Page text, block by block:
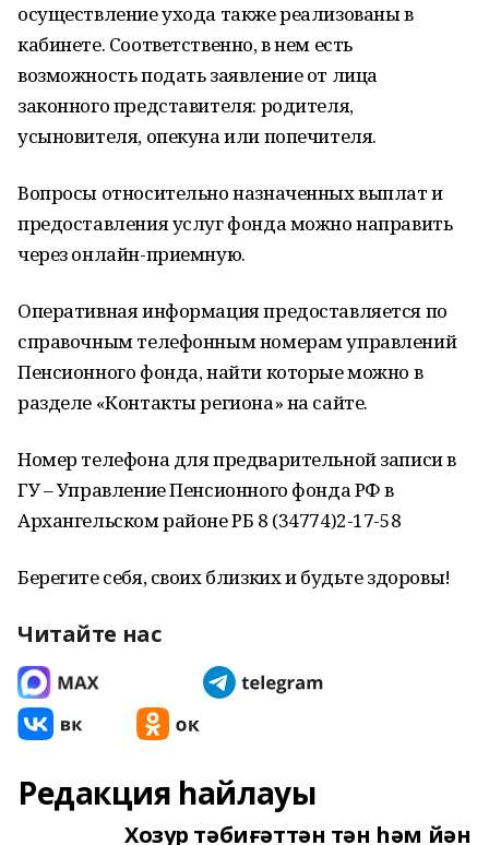
осуществление ухода также реализованы в
кабинете. Соответственно, в нем есть
возможность подать заявление от лица
законного представителя: родителя,
усыновителя, опекуна или попечителя.
Вопросы относительно назначенных выплат и
предоставления услуг фонда можно направить
через онлайн-приемную.
Оперативная информация предоставляется по
справочным телефонным номерам управлений
Пенсионного фонда, найти которые можно в
разделе «Контакты региона» на сайте.
Номер телефона для предварительной записи в
ГУ – Управление Пенсионного фонда РФ в
Архангельском районе РБ 8 (34774)2-17-58
Берегите себя, своих близких и будьте здоровы!
Читайте нас
Редакция һайлауы
Хозур тәбиғәттән тән һәм йән